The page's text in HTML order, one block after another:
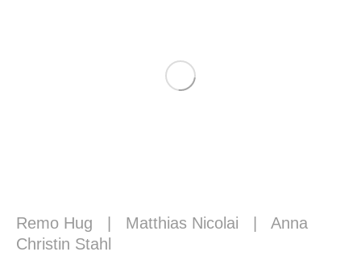
Remo Hug Matthias Nicolai
Anna
Christin Stahl